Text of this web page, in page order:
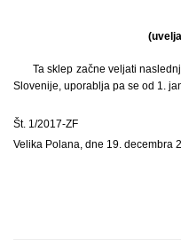
Ta sklep začne veljati
Slovenije, uporablja pa se od 1.
Št. 1/2017-ZF
Velika Polana, dne 19. decembra